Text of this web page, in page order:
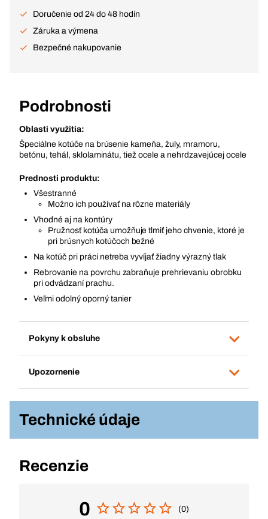
Doručenie od 24 do 48 hodín
Záruka a výmena
Bezpečné nakupovanie
Podrobnosti
Oblasti využitia:
Špeciálne kotúče na brúsenie kameňa, žuly, mramoru,
betónu, tehál, sklolaminátu, tiež ocele a nehrdzavejúcej ocele
Prednosti produktu:
Všestranné
Možno ich používať na rôzne materiály
Vhodné aj na kontúry
Pružnosť kotúča umožňuje tlmiť jeho chvenie, ktoré je
pri brúsnych kotúčoch bežné
Na kotúč pri práci netreba vyvíjať žiadny výrazný tlak
Rebrovanie na povrchu zabraňuje prehrievaniu obrobku
pri odvádzaní prachu.
Veľmi odolný oporný tanier
Pokyny k obsluhe
Upozornenie
Technické údaje
Recenzie
0 (0)